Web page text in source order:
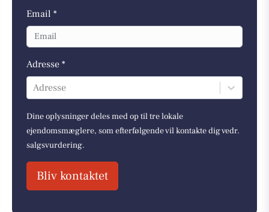
Email *
Adresse *
Adresse
Dine oplysninger deles med op til tre lokale
ejendomsmæglere, som efterfølgende vil kontakte dig vedr.
salgsvurdering.
Bliv kontaktet